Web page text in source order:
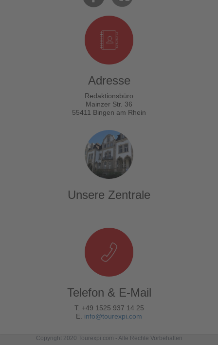
Adresse
Redaktionsbüro
Mainzer Str. 36
55411 Bingen am Rhein
Unsere Zentrale
Telefon & E-Mail
T. +49 1525 937 14 25
E. info@tourexpi.com
Copyright 2020 Tourexpi.com - Alle Rechte Vorbehalten